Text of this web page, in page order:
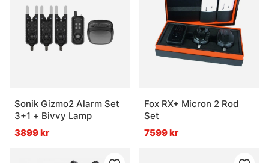
Sonik Gizmo2 Alarm Set
3+1 + Bivvy Lamp
3899 kr
Fox RX+ Micron 2 Rod
Set
7599 kr